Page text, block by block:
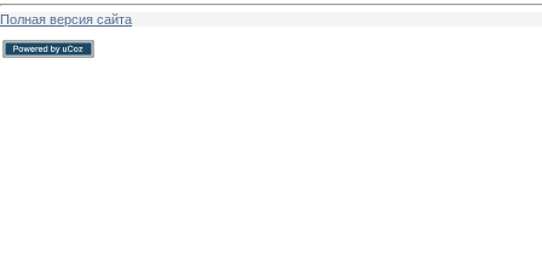
Полная версия сайта